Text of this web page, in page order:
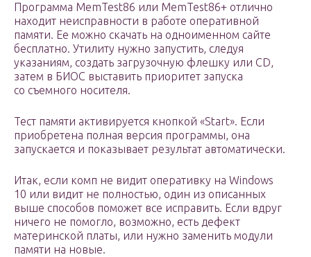
Программа MemTest86 или MemTest86+ отлично
находит неисправности в работе оперативной
памяти. Ее можно скачать на одноименном сайте
бесплатно. Утилиту нужно запустить, следуя
указаниям, создать загрузочную флешку или CD,
затем в БИОС выставить приоритет запуска
со съемного носителя.
Тест памяти активируется кнопкой «Start». Если
приобретена полная версия программы, она
запускается и показывает результат автоматически.
Итак, если комп не видит оперативку на Windows
10 или видит не полностью, один из описанных
выше способов поможет все исправить. Если вдруг
ничего не помогло, возможно, есть дефект
материнской платы, или нужно заменить модули
памяти на новые.